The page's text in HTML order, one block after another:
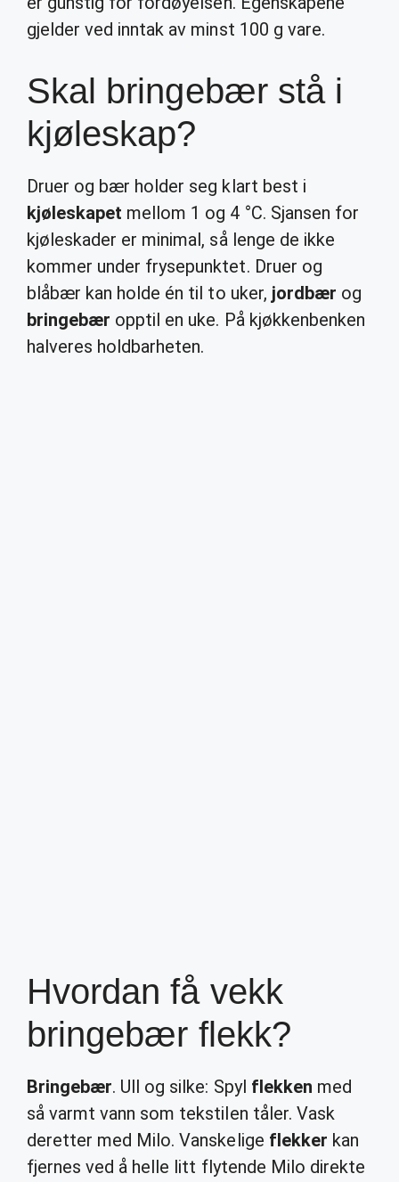
gjelder ved inntak av minst 100 g vare.
Skal bringebær stå i
kjøleskap?
Druer og bær holder seg klart best i
kjøleskapet mellom 1 og 4 °C. Sjansen for
kjøleskader er minimal, så lenge de ikke
kommer under frysepunktet. Druer og
blåbær kan holde én til to uker, jordbær og
bringebær opptil en uke. På kjøkkenbenken
halveres holdbarheten.
Hvordan få vekk
bringebær flekk?
Bringebær. Ull og silke: Spyl flekken med
så varmt vann som tekstilen tåler. Vask
deretter med Milo. Vanskelige flekker kan
fjernes ved å helle litt flytende Milo direkte